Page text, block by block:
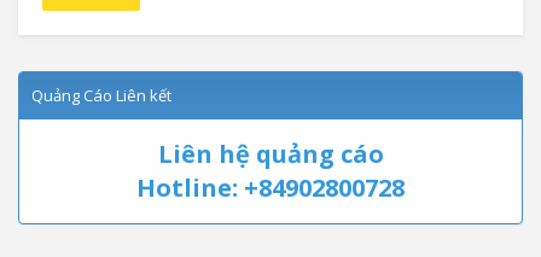
Quảng Cáo Liên kết
Liên hệ quảng cáo
Hotline: +84902800728